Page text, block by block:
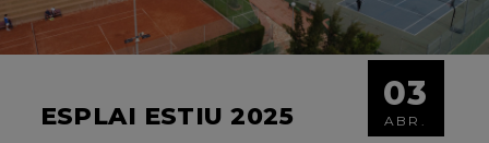
03
ABR.
ESPLAI ESTIU 2025